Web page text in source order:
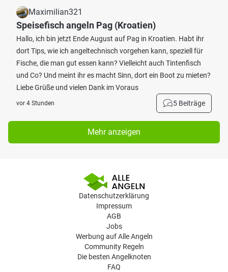
Maximilian321
Speisefisch angeln Pag (Kroatien)
Hallo, ich bin jetzt Ende August auf Pag in Kroatien. Habt ihr
dort Tips, wie ich angeltechnisch vorgehen kann, speziell für
Fische, die man gut essen kann? Vielleicht auch Tintenfisch
und Co? Und meint ihr es macht Sinn, dort ein Boot zu mieten?
Liebe Grüße und vielen Dank im Voraus
vor 4 Stunden 5 Beiträge
Mehr anzeigen
Datenschutzerklärung
Impressum
AGB
Jobs
Werbung auf Alle Angeln
Community Regeln
Die besten Angelknoten
FAQ